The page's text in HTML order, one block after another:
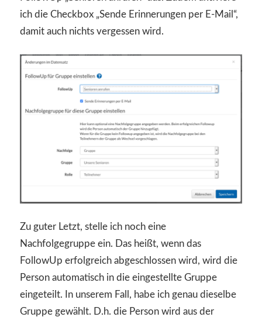
ich die Checkbox „Sende Erinnerungen per E-Mail“,
damit auch nichts vergessen wird.
Zu guter Letzt, stelle ich noch eine
Nachfolgegruppe ein. Das heißt, wenn das
FollowUp erfolgreich abgeschlossen wird, wird die
Person automatisch in die eingestellte Gruppe
eingeteilt. In unserem Fall, habe ich genau dieselbe
Gruppe gewählt. D.h. die Person wird aus der